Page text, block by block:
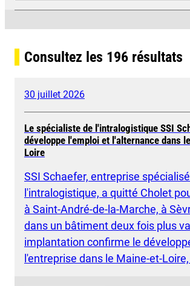
Consultez les 196 résultats
30 juillet 2026
Le spécialiste de l'intralogistique SSI
développe l'emploi et l'alternance dans
Loire
SSI Schaefer, entreprise
l'intralogistique, a quitté Cholet
à Saint-André-de-la-Marche, à
dans un bâtiment deux fois plus
implantation confirme le
l'entreprise dans le Maine-et-